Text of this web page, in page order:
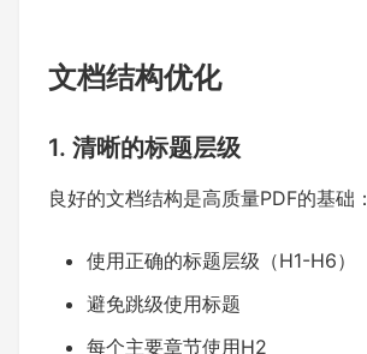
文档结构优化
1. 清晰的标题层级
良好的文档结构是高质量PDF的基础：
使用正确的标题层级（H1-H6）
避免跳级使用标题
每个主要章节使用H2